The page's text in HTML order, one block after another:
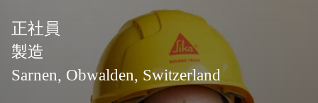
正社員
製造
Sarnen, Obwalden, Switzerland